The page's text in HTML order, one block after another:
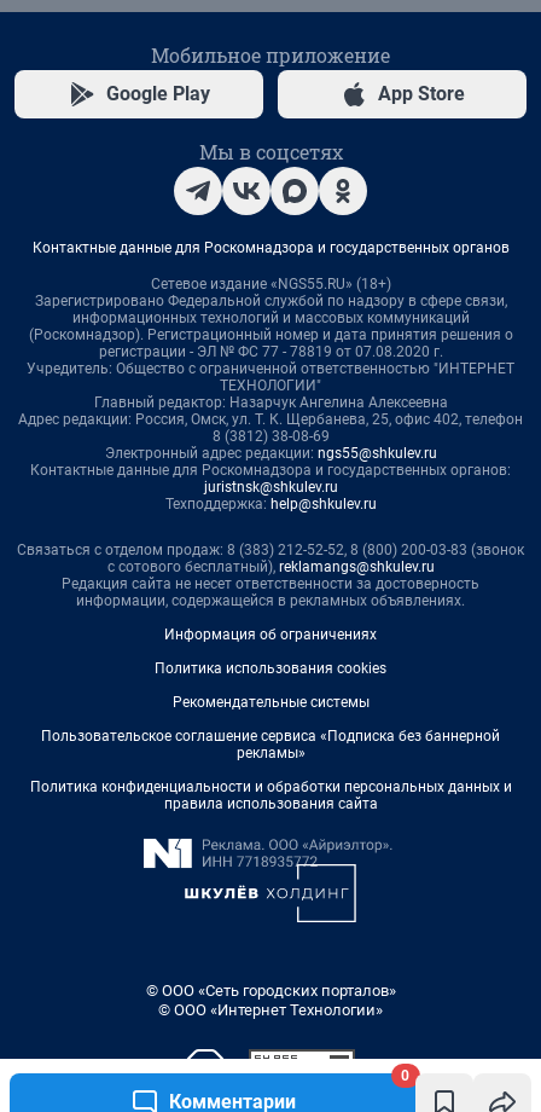
Комментарии
0
Мобильное приложение
Google Play App Store
Мы в соцсетях
Контактные данные для Роскомнадзора и государственных органов
Сетевое издание «NGS55.RU» (18+)
Зарегистрировано Федеральной службой по надзору в сфере связи,
информационных технологий и массовых коммуникаций
(Роскомнадзор). Регистрационный номер и дата принятия решения о
регистрации - ЭЛ № ФС 77 - 78819 от 07.08.2020 г.
Учредитель: Общество с ограниченной ответственностью "ИНТЕРНЕТ
ТЕХНОЛОГИИ"
Главный редактор: Назарчук Ангелина Алексеевна
Адрес редакции: Россия, Омск, ул. Т. К. Щербанева, 25, офис 402, телефон
8 (3812) 38-08-69
Электронный адрес редакции: ngs55@shkulev.ru
Контактные данные для Роскомнадзора и государственных органов:
juristnsk@shkulev.ru
Техподдержка: help@shkulev.ru
Связаться с отделом продаж: 8 (383) 212-52-52, 8 (800) 200-03-83 (звонок
с сотового бесплатный), reklamangs@shkulev.ru
Редакция сайта не несет ответственности за достоверность
информации, содержащейся в рекламных объявлениях.
Информация об ограничениях
Политика использования cookies
Рекомендательные системы
Пользовательское соглашение сервиса «Подписка без баннерной
рекламы»
Политика конфиденциальности и обработки персональных данных и
правила использования сайта
© ООО «Сеть городских порталов»
© ООО «Интернет Технологии»